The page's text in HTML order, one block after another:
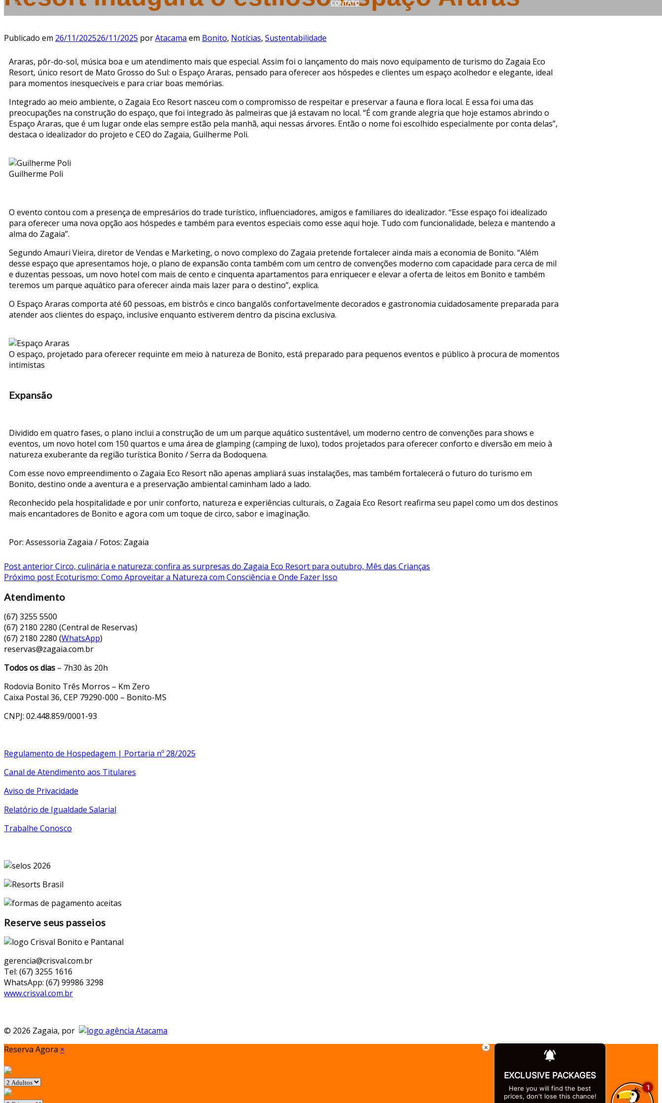
CONTATO
Publicado em 26/11/202526/11/2025 porAtacama em Bonito, Notícias, Sustentabilidade
Araras, pôr-do-sol, música boa e um atendimento mais que especial. Assim foi o lançamento do mais novo equipamento de turismo do Zagaia Eco
Resort, único resort de Mato Grosso do Sul: o Espaço Araras, pensado para oferecer aos hóspedes e clientes um espaço acolhedor e elegante, ideal
para momentos inesquecíveis e para criar boas memórias.
Integrado ao meio ambiente, o Zagaia Eco Resort nasceu com o compromisso de respeitar e preservar a fauna e flora local. E essa foi uma das
preocupações na construção do espaço, que foi integrado às palmeiras que já estavam no local. “É com grande alegria que hoje estamos abrindo o
Espaço Araras, que é um lugar onde elas sempre estão pela manhã, aqui nessas árvores. Então o nome foi escolhido especialmente por conta delas”,
destaca o idealizador do projeto e CEO do Zagaia, Guilherme Poli.
Guilherme Poli
O evento contou com a presença de empresários do trade turístico, influenciadores, amigos e familiares do idealizador. “Esse espaço foi idealizado
para oferecer uma nova opção aos hóspedes e também para eventos especiais como esse aqui hoje. Tudo com funcionalidade, beleza e mantendo a
alma do Zagaia”.
Segundo Amauri Vieira, diretor de Vendas e Marketing, o novo complexo do Zagaia pretende fortalecer ainda mais a economia de Bonito. “Além
desse espaço que apresentamos hoje, o plano de expansão conta também com um centro de convenções moderno com capacidade para cerca de mil
e duzentas pessoas, um novo hotel com mais de cento e cinquenta apartamentos para enriquecer e elevar a oferta de leitos em Bonito e também
teremos um parque aquático para oferecer ainda mais lazer para o destino”, explica.
O Espaço Araras comporta até 60 pessoas, em bistrôs e cinco bangalôs confortavelmente decorados e gastronomia cuidadosamente preparada para
atender aos clientes do espaço, inclusive enquanto estiverem dentro da piscina exclusiva.
O espaço, projetado para oferecer requinte em meio à natureza de Bonito, está preparado para pequenos eventos e público à procura de momentos
intimistas
Expansão
Dividido em quatro fases, o plano inclui a construção de um um parque aquático sustentável, um moderno centro de convenções para shows e
eventos, um novo hotel com 150 quartos e uma área de glamping (camping de luxo), todos projetados para oferecer conforto e diversão em meio à
natureza exuberante da região turística Bonito / Serra da Bodoquena.
Com esse novo empreendimento o Zagaia Eco Resort não apenas ampliará suas instalações, mas também fortalecerá o futuro do turismo em
Bonito, destino onde a aventura e a preservação ambiental caminham lado a lado.
Reconhecido pela hospitalidade e por unir conforto, natureza e experiências culturais, o Zagaia Eco Resort reafirma seu papel como um dos destinos
mais encantadores de Bonito e agora com um toque de circo, sabor e imaginação.
Por: Assessoria Zagaia / Fotos: Zagaia
Post anteriorCirco, culinária e natureza: confira as surpresas do Zagaia Eco Resort para outubro, Mês das Crianças
Próximo post Ecoturismo: Como Aproveitar a Natureza com Consciência e Onde Fazer Isso
Atendimento
(67) 3255 5500
(67) 2180 2280 (Central de Reservas)
(67) 2180 2280 (WhatsApp)
reservas@zagaia.com.br
Todos os dias – 7h30 às 20h
Rodovia Bonito Três Morros – Km Zero
Caixa Postal 36, CEP 79290-000 – Bonito-MS
CNPJ: 02.448.859/0001-93
Regulamento de Hospedagem | Portaria nº 28/2025
Canal de Atendimento aos Titulares
Aviso de Privacidade
Relatório de Igualdade Salarial
Trabalhe Conosco
Reserve seus passeios
gerencia@crisval.com.br
Tel: (67) 3255 1616
WhatsApp: (67) 99986 3298
www.crisval.com.br
© 2026 Zagaia, por
Reserva Agora × ×
EXCLUSIVE PACKAGES
Here you will find the best
prices, don't lose this chance!
1